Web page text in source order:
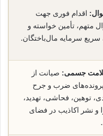
اقدام فوری جهت
متهم، تأمین خواسته و
سریع سرمایه مال‌باختگان.
جسمی: صیانت از
ضرب و جرح
توهین، فحاشی، تهدید،
و نشر اکاذیب در فضای